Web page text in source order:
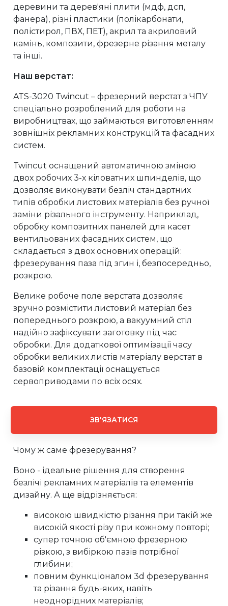
деревини та дерев'яні плити (мдф, дсп,
фанера), різні пластики (полікарбонати,
полістирол, ПВХ, ПЕТ), акрил та акриловий
камінь, композити, фрезерне різання металу
та інші.
Наш верстат:
ATS-3020 Twincut – фрезерний верстат з ЧПУ
спеціально розроблений для роботи на
виробництвах, що займаються виготовленням
зовнішніх рекламних конструкцій та фасадних
систем.
Twincut оснащений автоматичною зміною
двох робочих 3-х кіловатних шпинделів, що
дозволяє виконувати безліч стандартних
типів обробки листових матеріалів без ручної
заміни різального інструменту. Наприклад,
обробку композитних панелей для касет
вентильованих фасадних систем, що
складається з двох основних операцій:
фрезерування паза під згин і, безпосередньо,
розкрою.
Велике робоче поле верстата дозволяє
зручно розмістити листовий матеріал без
попереднього розкрою, а вакуумний стіл
надійно зафіксувати заготовку під час
обробки. Для додаткової оптимізації часу
обробки великих листів матеріалу верстат в
базовій комплектації оснащується
сервоприводами по всіх осях.
ЗВ'ЯЗАТИСЯ
Чому ж саме фрезерування?
Воно - ідеальне рішення для створення
безлічі рекламних матеріалів та елементів
дизайну. А ще відрізняється:
високою швидкістю різання при такій же
високій якості різу при кожному повторі;
супер точною об'ємною фрезерною
різкою, з вибіркою пазів потрібної
глибини;
повним функціоналом 3d фрезерування
та різання будь-яких, навіть
неоднорідних матеріалів;